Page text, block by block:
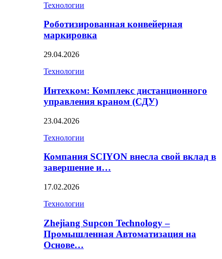
Технологии
Роботизированная конвейерная
маркировка
29.04.2026
Технологии
Интехком: Комплекс дистанционного
управления краном (СДУ)
23.04.2026
Технологии
Компания SCIYON внесла свой вклад в
завершение и…
17.02.2026
Технологии
Zhejiang Supcon Technology –
Промышленная Автоматизация на
Основе…